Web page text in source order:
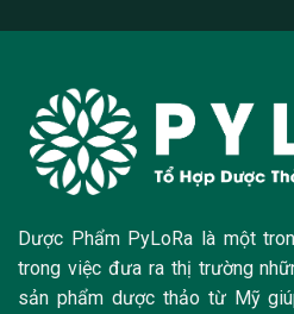
Dược Phẩm PyLoRa là một
trong việc đưa ra thị trường
sản phẩm dược thảo từ Mỹ